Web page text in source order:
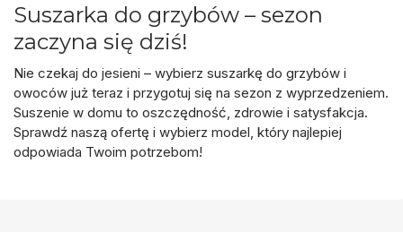
Suszarka do grzybów – sezon
zaczyna się dziś!
Nie czekaj do jesieni – wybierz suszarkę do grzybów i
owoców już teraz i przygotuj się na sezon z wyprzedzeniem.
Suszenie w domu to oszczędność, zdrowie i satysfakcja.
Sprawdź naszą ofertę i wybierz model, który najlepiej
odpowiada Twoim potrzebom!